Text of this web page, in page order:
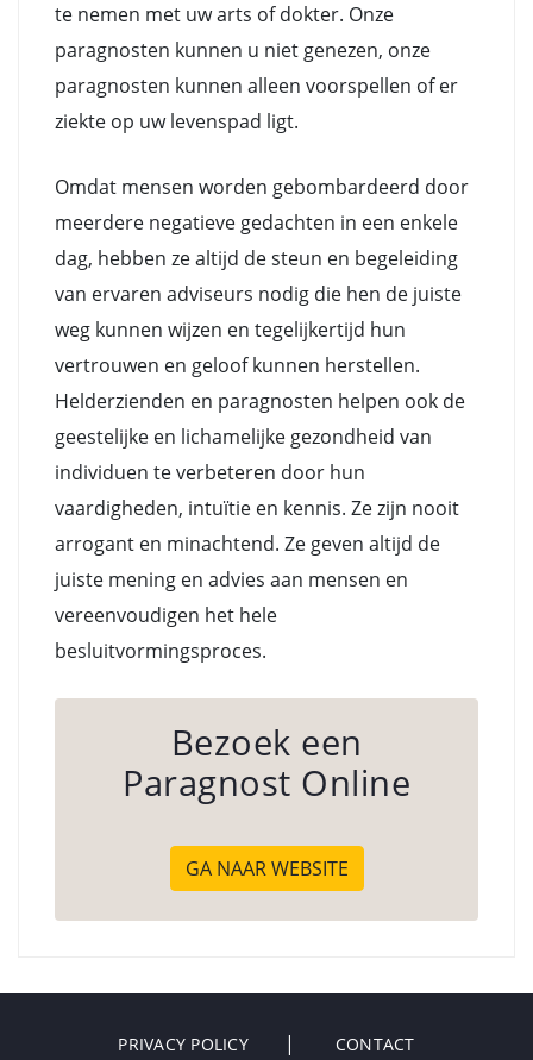
te nemen met uw arts of dokter. Onze
paragnosten kunnen u niet genezen, onze
paragnosten kunnen alleen voorspellen of er
ziekte op uw levenspad ligt.
Omdat mensen worden gebombardeerd door
meerdere negatieve gedachten in een enkele
dag, hebben ze altijd de steun en begeleiding
van ervaren adviseurs nodig die hen de juiste
weg kunnen wijzen en tegelijkertijd hun
vertrouwen en geloof kunnen herstellen.
Helderzienden en paragnosten helpen ook de
geestelijke en lichamelijke gezondheid van
individuen te verbeteren door hun
vaardigheden, intuïtie en kennis. Ze zijn nooit
arrogant en minachtend. Ze geven altijd de
juiste mening en advies aan mensen en
vereenvoudigen het hele
besluitvormingsproces.
Bezoek een
Paragnost Online
GA NAAR WEBSITE
PRIVACY POLICY CONTACT